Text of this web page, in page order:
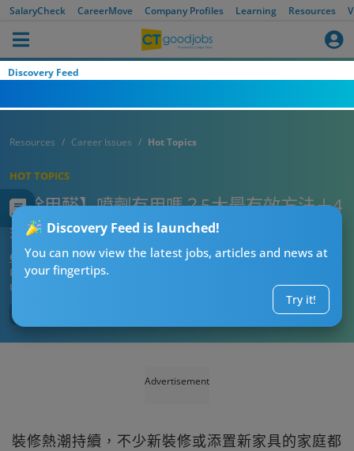
SalaryCheck CareerMove Company Profiles Learning Resources
Discovery Feed
Discovery Feed is launched!
You can now view the latest jobs, articles and news at
your fingertips.
Try it!
Resources Career Issues Hot Topics
HOT TOPICS
【除甲醛】噴劑有用嗎？5大最有效方法＋4
類高危家具 附專業收費參考
CT熱話管理員
Published:2026-08-04 04:37
Updated:
Advertisement
裝修熱潮持續，不少新裝修或添置新家具的家庭都